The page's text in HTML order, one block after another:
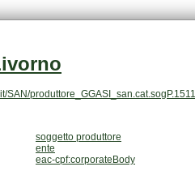
SAN/
soggetto produttore
ente
eac-cpf:corporateBody